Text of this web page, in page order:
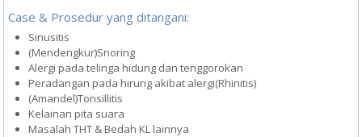
Case & Prosedur yang ditangani:
Sinusitis
(Mendengkur)Snoring
Alergi pada telinga hidung dan tenggorokan
Peradangan pada hirung akibat alergi(Rhinitis)
(Amandel)Tonsillitis
Kelainan pita suara
Masalah THT & Bedah KL lainnya